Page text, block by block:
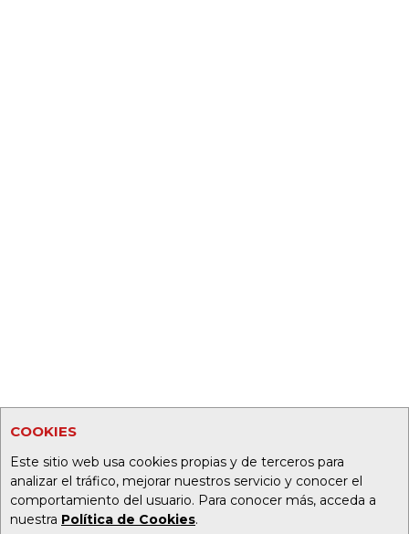
COOKIES
Este sitio web usa cookies propias y de terceros para
analizar el tráfico, mejorar nuestros servicio y conocer el
comportamiento del usuario. Para conocer más, acceda a
nuestra Política de Cookies.